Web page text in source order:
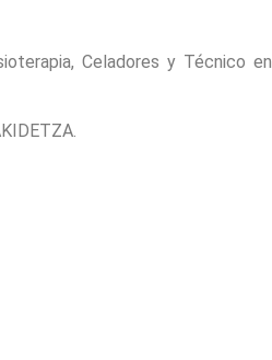
Celadores y Técnico en